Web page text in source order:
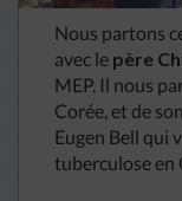
Nous partons
avec le père
MEP. Il nous
Corée, et de
Eugen Bell qui
tuberculose en